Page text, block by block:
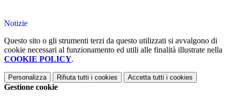
Notizie
Questo sito o gli strumenti terzi da questo utilizzati si avvalgono di
cookie necessari al funzionamento ed utili alle finalità illustrate nella
COOKIE POLICY.
Personalizza Rifiuta tutti i cookies Accetta tutti i cookies
Gestione cookie